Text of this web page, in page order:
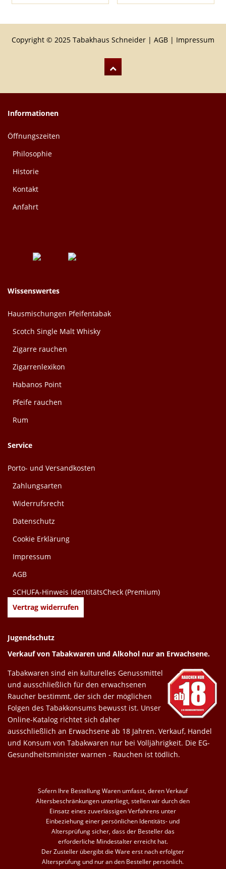
Copyright © 2025 Tabakhaus Schneider | AGB | Impressum
Informationen
Öffnungszeiten
Philosophie
Historie
Kontakt
Anfahrt
Wissenswertes
Hausmischungen Pfeifentabak
Scotch Single Malt Whisky
Zigarre rauchen
Zigarrenlexikon
Habanos Point
Pfeife rauchen
Rum
Service
Porto- und Versandkosten
Zahlungsarten
Widerrufsrecht
Datenschutz
Cookie Erklärung
Impressum
AGB
SCHUFA-Hinweis IdentitätsCheck (Premium)
Vertrag widerrufen
Jugendschutz
Verkauf von Tabakwaren und Alkohol nur an Erwachsene.
Tabakwaren sind ein kulturelles Genussmittel
und ausschließlich für den erwachsenen
Raucher bestimmt, der sich der möglichen
Folgen des Tabakkonsums bewusst ist. Unser
Online-Katalog richtet sich daher
ausschließlich an Erwachsene ab 18 Jahren. Verkauf, Handel
und Konsum von Tabakwaren nur bei Volljährigkeit. Die EG-
Gesundheitsminister warnen - Rauchen ist tödlich.
Sofern Ihre Bestellung Waren umfasst, deren Verkauf
Altersbeschränkungen unterliegt, stellen wir durch den
Einsatz eines zuverlässigen Verfahrens unter
Einbeziehung einer persönlichen Identitäts- und
Altersprüfung sicher, dass der Besteller das
erforderliche Mindestalter erreicht hat.
Der Zusteller übergibt die Ware erst nach erfolgter
Altersprüfung und nur an den Besteller persönlich.